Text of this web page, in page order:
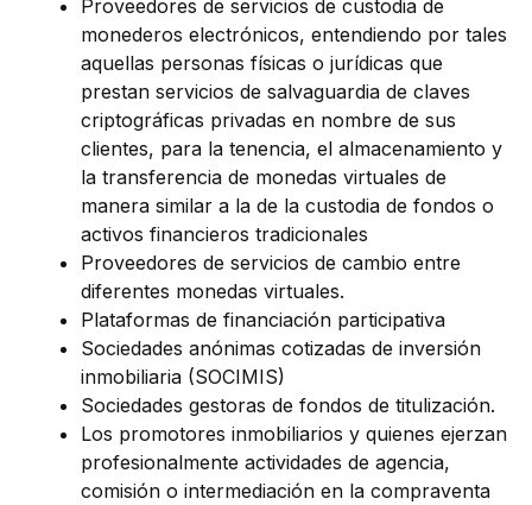
Proveedores de servicios de custodia de
monederos electrónicos, entendiendo por tales
aquellas personas físicas o jurídicas que
prestan servicios de salvaguardia de claves
criptográficas privadas en nombre de sus
clientes, para la tenencia, el almacenamiento y
la transferencia de monedas virtuales de
manera similar a la de la custodia de fondos o
activos financieros tradicionales
Proveedores de servicios de cambio entre
diferentes monedas virtuales.
Plataformas de financiación participativa
Sociedades anónimas cotizadas de inversión
inmobiliaria (SOCIMIS)
Sociedades gestoras de fondos de titulización.
Los promotores inmobiliarios y quienes ejerzan
profesionalmente actividades de agencia,
comisión o intermediación en la compraventa